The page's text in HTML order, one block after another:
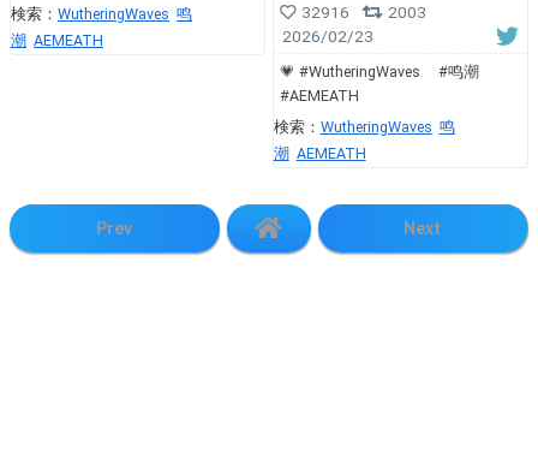
検索： WutheringWaves 鸣
潮 AEMEATH
32916
2003
2026/02/23
💗 #WutheringWaves #鸣潮
#AEMEATH
検索： WutheringWaves 鸣
潮 AEMEATH
Prev Next